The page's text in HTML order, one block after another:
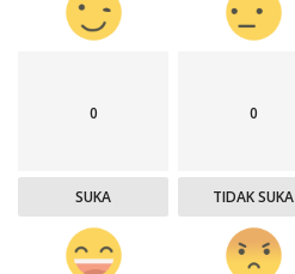
0
SUKA
0
TIDAK SUKA